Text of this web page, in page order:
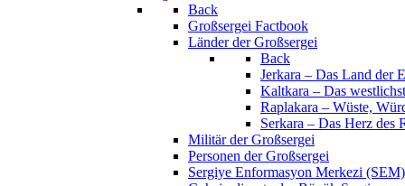
Back
Großsergei Factbook
Länder der Großsergei
Back
Jerkara – Das Land der
Kaltkara – Das
Raplakara – Wüste,
Serkara – Das Herz des
Militär der Großsergei
Personen der Großsergei
Sergiye Enformasyon Merkezi (SEM)